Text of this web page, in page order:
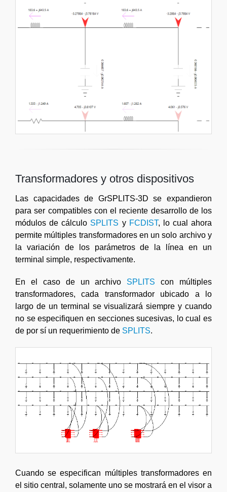
Transformadores y otros dispositivos
Las capacidades de GrSPLITS-3D se expandieron
para ser compatibles con el reciente desarrollo de los
módulos de cálculo SPLITS y FCDIST, lo cual ahora
permite múltiples transformadores en un solo archivo y
la variación de los parámetros de la línea en un
terminal simple, respectivamente.
En el caso de un archivo SPLITS con múltiples
transformadores, cada transformador ubicado a lo
largo de un terminal se visualizará siempre y cuando
no se especifiquen en secciones sucesivas, lo cual es
de por sí un requerimiento de SPLITS.
Cuando se especifican múltiples transformadores en
el sitio central, solamente uno se mostrará en el visor a